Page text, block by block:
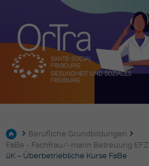
Berufliche Grundbildungen
FaBe - Fachfrau/-mann Betreuung EFZ
üK – Überbetriebliche Kurse FaBe